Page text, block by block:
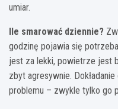
umiar.
Ile smarować dziennie?
godzinę pojawia się
jest za lekki, powietrze jest
zbyt agresywnie.
problemu – zwykle tylko go